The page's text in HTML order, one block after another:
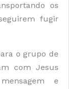
os
fugir
o grupo de
com Jesus
e